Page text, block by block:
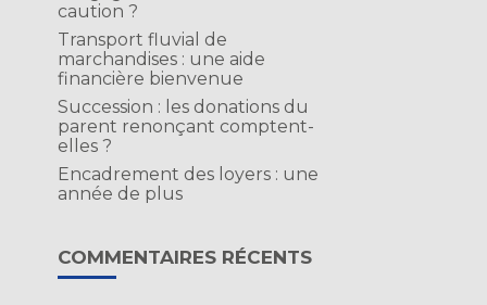
caution ?
Transport fluvial de
marchandises : une aide
financière bienvenue
Succession : les donations du
parent renonçant comptent-
elles ?
Encadrement des loyers : une
année de plus
COMMENTAIRES RÉCENTS